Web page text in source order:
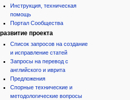
Инструкция, техническая
помощь
Портал Сообщества
развитие проекта
Список запросов на создание
и исправление статей
Запросы на перевод с
английского и иврита
Предложения
Спорные технические и
методологические вопросы